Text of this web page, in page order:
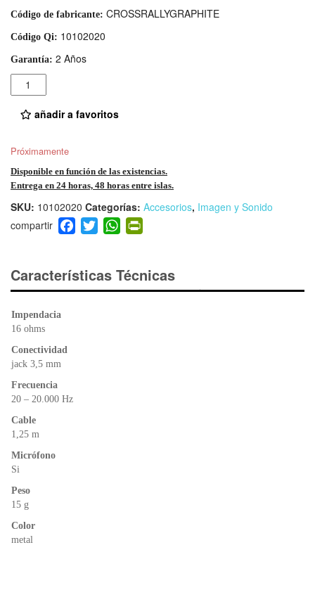
Código de fabricante: CROSSRALLYGRAPHITE
Código Qi: 10102020
Garantía: 2 Años
Cantidad
añadir a favoritos
Próximamente
Disponible en función de las existencias.
Entrega en 24 horas, 48 horas entre islas.
SKU: 10102020 Categorías: Accesorios, Imagen y Sonido
F
a
e
b
T
wi
er
W
h
s
A
ri
e
Características Técnicas
Impendacia
16 ohms
Conectividad
jack 3,5 mm
Frecuencia
20 – 20.000 Hz
Cable
1,25 m
Micrófono
Si
Peso
15 g
Color
metal